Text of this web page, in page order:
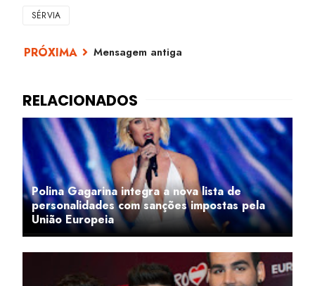
SÉRVIA
Mensagem antiga
Polina Gagarina integra a nova lista de
personalidades com sanções impostas pela
União Europeia